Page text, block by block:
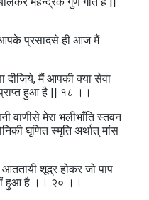
आपके प्रसादसे ही आज मैं
दीजिये, मैं आपकी क्‍या सेवा
हुआ है || १८ ।।
वाणीसे मेरा भलीभाँति स्तवन
घृणित स्मृति अर्थात्‌ मांस
शूद्र होकर जो पाप
हुआ है ।। २० ।।